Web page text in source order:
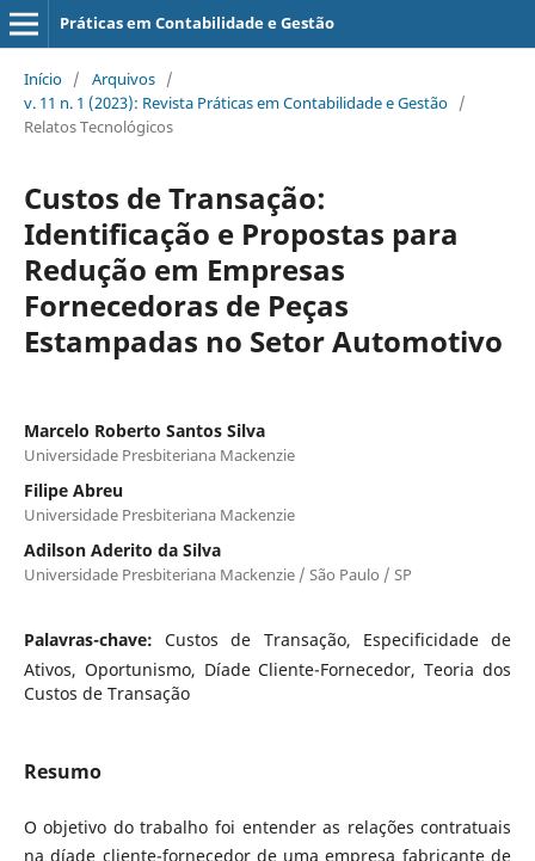
Práticas em Contabilidade e Gestão
Início / Arquivos /
v. 11 n. 1 (2023): Revista Práticas em Contabilidade e Gestão /
Relatos Tecnológicos
Custos de Transação:
Identificação e Propostas para
Redução em Empresas
Fornecedoras de Peças
Estampadas no Setor Automotivo
Marcelo Roberto Santos Silva
Universidade Presbiteriana Mackenzie
Filipe Abreu
Universidade Presbiteriana Mackenzie
Adilson Aderito da Silva
Universidade Presbiteriana Mackenzie / São Paulo / SP
Palavras-chave:Custos de Transação, Especificidade de
Ativos, Oportunismo, Díade Cliente-Fornecedor, Teoria dos
Custos de Transação
Resumo
O objetivo do trabalho foi entender as relações contratuais
na díade cliente-fornecedor de uma empresa fabricante de